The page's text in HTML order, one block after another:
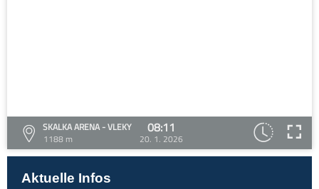
SKALKA ARENA - VLEKY
1188 m
08:11
20. 1. 2026
Aktuelle Infos